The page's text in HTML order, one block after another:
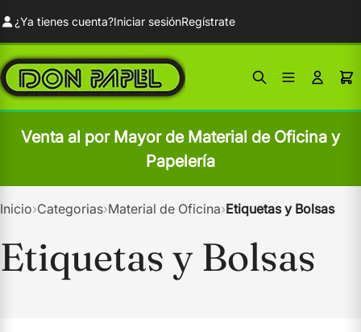
¿Ya tienes cuenta?Iniciar sesiónRegístrate
Venta al por Mayor de Material de Oficina y
Papelería
Inicio›Categorias›Material de Oficina›Etiquetas y Bolsas
Etiquetas y Bolsas